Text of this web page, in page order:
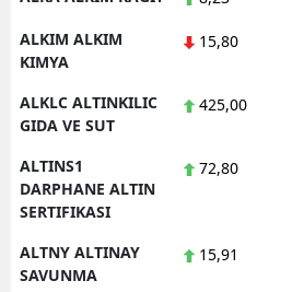
ALKIM ALKIM
KIMYA
15,80
ALKLC ALTINKILIC
GIDA VE SUT
425,00
ALTINS1
DARPHANE ALTIN
SERTIFIKASI
72,80
ALTNY ALTINAY
SAVUNMA
15,91